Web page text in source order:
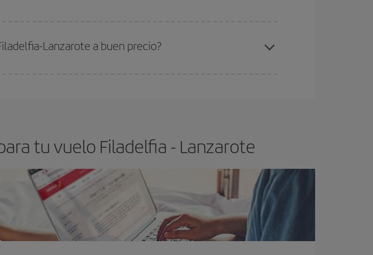
Lanzarote a buen precio?
tu vuelo Filadelfia - Lanzarote